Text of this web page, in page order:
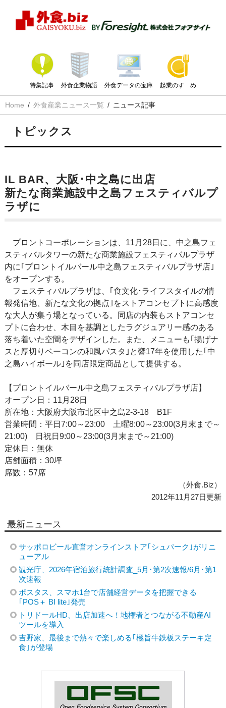
特集記事 外食企業物語 外食データの宝庫 起業のすゝめ
Home 外食産業ニュース一覧 ニュース記事
トピックス
IL BAR、大阪･中之島に出店
新たな商業施設中之島フェスティバルプ
ラザに
プロントコーポレーションは、11月28日に、中之島フェ
スティバルタワーの新たな商業施設フェスティバルプラザ
内に｢プロントイルバール中之島フェスティバルプラザ店｣
をオープンする。
フェスティバルプラザは、｢食文化･ライフスタイルの情
報発信地、新たな文化の拠点｣をストアコンセプトに高感度
な大人が集う場となっている。同店の内装もストアコンセ
プトに合わせ、木目を基調としたラグジュアリー感のある
落ち着いた空間をデザインした。また、メニューも｢揚げナ
スと厚切りベーコンの和風パスタ｣と響17年を使用した｢中
之島ハイボール｣を同店限定商品として提供する。
【プロントイルバール中之島フェスティバルプラザ店】
オープン日：11月28日
所在地：大阪府大阪市北区中之島2-3-18 B1F
営業時間：平日7:00～23:00 土曜8:00～23:00(3月末まで～
21:00) 日祝日9:00～23:00(3月末まで～21:00)
定休日：無休
店舗面積：30坪
席数：57席
（外食.Biz）
2012年11月27日更新
最新ニュース
サッポロビール直営オンラインストア｢シュパーク｣がリニ
ューアル
観光庁、2026年宿泊旅行統計調査_5月･第2次速報/6月･第1
次速報
ポスタス、スマホ1台で店舗経営データを把握できる
｢POS＋ BI lite｣発売
トリドールHD、出店加速へ！地権者とつながる不動産AI
ツールを導入
吉野家、最後まで熱々で楽しめる｢極旨牛鉄板ステーキ定
食｣が登場